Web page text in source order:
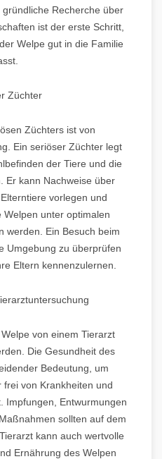
Recherche über
ist der erste Schritt,
Welpe gut in die Familie
Züchter
Züchters ist von
Ein seriöser Züchter legt
der Tiere und die
Er kann Nachweise über
vorlegen und
unter optimalen
werden. Ein Besuch beim
Umgebung zu überprüfen
Eltern kennenzulernen.
von einem Tierarzt
Die Gesundheit des
Bedeutung, um
von Krankheiten und
Impfungen, Entwurmungen
sollten auf dem
kann auch wertvolle
Ernährung des Welpen